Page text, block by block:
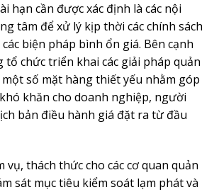
hạn cần được xác định là các nội
tâm để xử lý kịp thời các chính sách
biện pháp bình ổn giá. Bên cạnh
tổ chức triển khai các giải pháp quản
số mặt hàng thiết yếu nhằm góp
khăn cho doanh nghiệp, người
bản điều hành giá đặt ra từ đầu
vụ, thách thức cho các cơ quan quản
sát mục tiêu kiểm soát lạm phát và